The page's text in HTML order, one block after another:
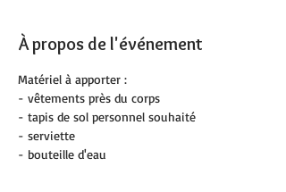
À propos de l'événement
Matériel à apporter :
- vêtements près du corps
- tapis de sol personnel souhaité
- serviette
- bouteille d'eau